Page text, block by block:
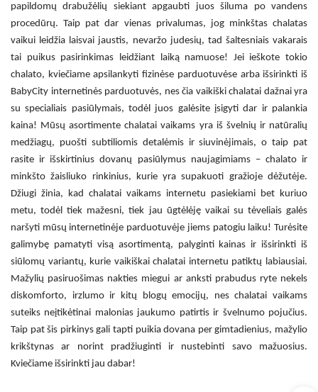
papildomų drabužėlių siekiant apgaubti juos šiluma po vandens
procedūrų. Taip pat dar vienas privalumas, jog minkštas chalatas
vaikui leidžia laisvai jaustis, nevaržo judesių, tad šaltesniais vakarais
tai puikus pasirinkimas leidžiant laiką namuose! Jei ieškote tokio
chalato, kviečiame apsilankyti fizinėse parduotuvėse arba išsirinkti iš
BabyCity internetinės parduotuvės, nes čia vaikiški chalatai dažnai yra
su specialiais pasiūlymais, todėl juos galėsite įsigyti dar ir palankia
kaina! Mūsų asortimentechalatai vaikams yra iš švelnių ir natūralių
medžiagų, puošti subtiliomis detalėmis ir siuvinėjimais, o taip pat
rasite ir išskirtinius dovanų pasiūlymus naujagimiams – chalato ir
minkšto žaisliuko rinkinius, kurie yra supakuoti gražioje dėžutėje.
Džiugi žinia, kad chalatai vaikams internetu pasiekiami bet kuriuo
metu, todėl tiek mažesni, tiek jau ūgtėlėję vaikai su tėveliais galės
naršyti mūsų internetinėje parduotuvėje jiems patogiu laiku! Turėsite
galimybę pamatyti visą asortimentą, palyginti kainas ir išsirinkti iš
siūlomų variantų, kurie vaikiškai chalatai internetu patiktų labiausiai.
Mažylių pasiruošimas nakties miegui ar anksti prabudus ryte nekels
diskomforto, irzlumo ir kitų blogų emocijų, neschalatai vaikams
suteiks neįtikėtinai malonias jaukumo patirtis ir švelnumo pojučius.
Taip pat šis pirkinys gali tapti puikia dovana per gimtadienius, mažylio
krikštynas ar norint pradžiuginti ir nustebinti savo mažuosius.
Kviečiame išsirinkti jau dabar!